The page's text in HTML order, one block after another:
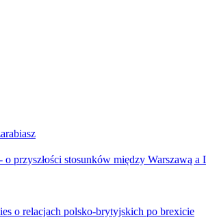
przyszłości stosunków między Warszawą
o relacjach polsko-brytyjskich po brexicie